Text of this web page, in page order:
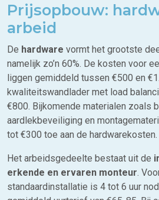
Prijsopbouw:
arbeid
De hardware vormt het grootste
namelijk zo’n 60%. De kosten voor
liggen gemiddeld tussen €500 en
kwaliteitswandlader met load
€800. Bijkomende materialen zoals
aardlekbeveiliging en
tot €300 toe aan de hardwarekosten.
Het arbeidsgedeelte bestaat uit de
erkende en ervaren monteur.
standaardinstallatie is 4 tot 6 uur